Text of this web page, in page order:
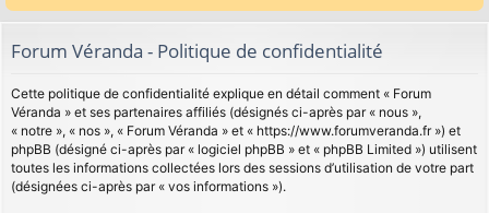
r
Forum Véranda - Politique de confidentialité
Cette politique de confidentialité explique en détail comment « Forum
Véranda » et ses partenaires affiliés (désignés ci-après par « nous »,
« notre », « nos », « Forum Véranda » et « https://www.forumveranda.fr ») et
phpBB (désigné ci-après par « logiciel phpBB » et « phpBB Limited ») utilisent
toutes les informations collectées lors des sessions d’utilisation de votre part
(désignées ci-après par « vos informations »).